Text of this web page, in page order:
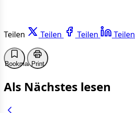
Teilen Teilen Teilen Teilen
BookmarkPrint
Als Nächstes lesen